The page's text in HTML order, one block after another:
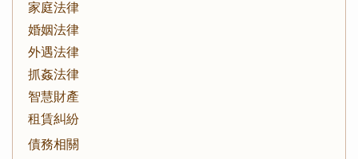
家庭法律
婚姻法律
外遇法律
抓姦法律
智慧財產
租賃糾紛
債務相關